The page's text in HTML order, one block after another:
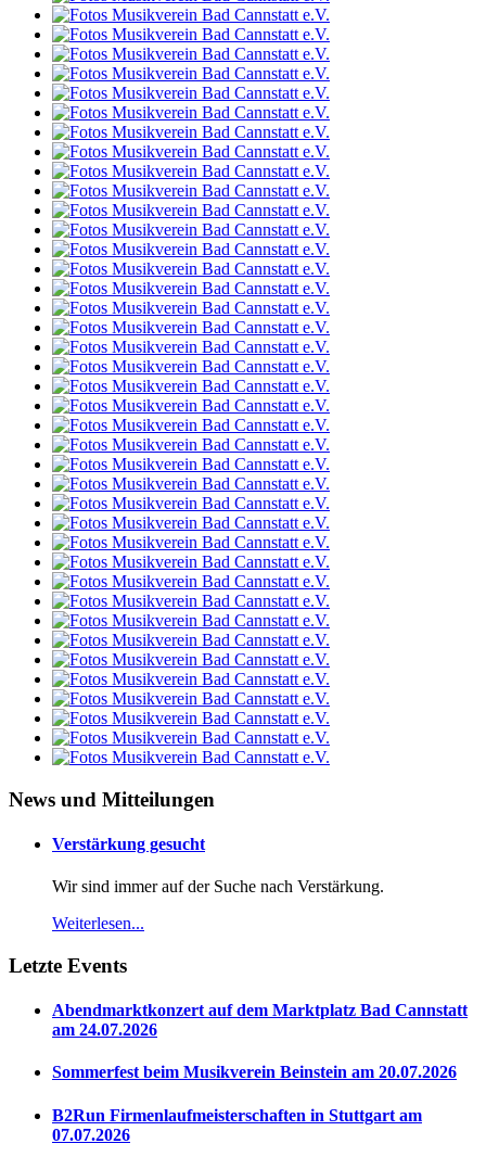
News und Mitteilungen
Verstärkung gesucht
Wir sind immer auf der Suche nach Verstärkung.
Weiterlesen...
Letzte Events
Abendmarktkonzert auf dem Marktplatz Bad Cannstatt
am 24.07.2026
Sommerfest beim Musikverein Beinstein am 20.07.2026
B2Run Firmenlaufmeisterschaften in Stuttgart am
07.07.2026